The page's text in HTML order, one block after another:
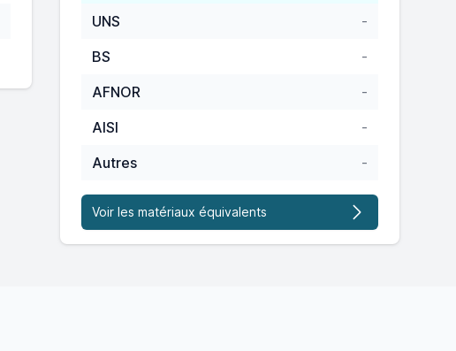
UNS
-
BS
-
AFNOR
-
AISI
-
Autres
-
Voir les matériaux équivalents